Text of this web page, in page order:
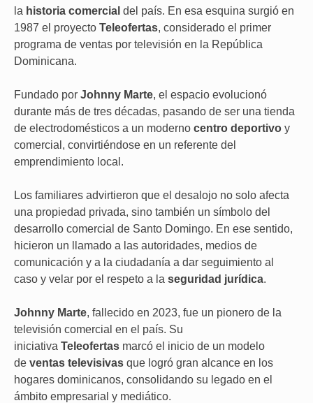
la historia comercial del país. En esa esquina surgió en
1987 el proyecto Teleofertas, considerado el primer
programa de ventas por televisión en la República
Dominicana.
Fundado por Johnny Marte, el espacio evolucionó
durante más de tres décadas, pasando de ser una tienda
de electrodomésticos a un moderno centro deportivo y
comercial, convirtiéndose en un referente del
emprendimiento local.
Los familiares advirtieron que el desalojo no solo afecta
una propiedad privada, sino también un símbolo del
desarrollo comercial de Santo Domingo. En ese sentido,
hicieron un llamado a las autoridades, medios de
comunicación y a la ciudadanía a dar seguimiento al
caso y velar por el respeto a la seguridad jurídica.
Johnny Marte, fallecido en 2023, fue un pionero de la
televisión comercial en el país. Su
iniciativa Teleofertas marcó el inicio de un modelo
de ventas televisivas que logró gran alcance en los
hogares dominicanos, consolidando su legado en el
ámbito empresarial y mediático.